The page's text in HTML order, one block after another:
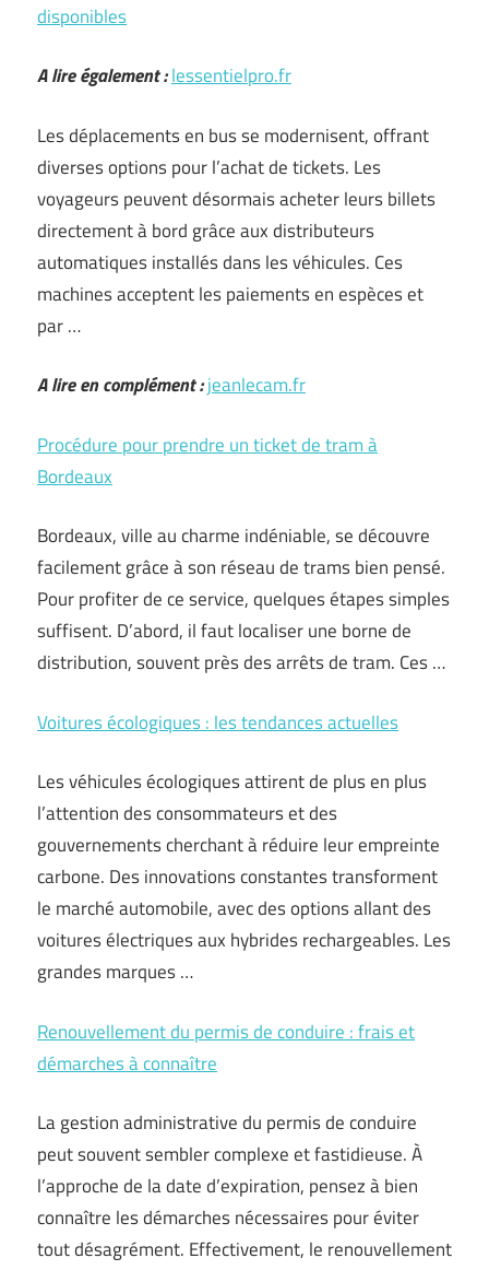
disponibles
A lire également :lessentielpro.fr
Les déplacements en bus se modernisent, offrant
diverses options pour l’achat de tickets. Les
voyageurs peuvent désormais acheter leurs billets
directement à bord grâce aux distributeurs
automatiques installés dans les véhicules. Ces
machines acceptent les paiements en espèces et
par …
A lire en complément :jeanlecam.fr
Procédure pour prendre un ticket de tram à
Bordeaux
Bordeaux, ville au charme indéniable, se découvre
facilement grâce à son réseau de trams bien pensé.
Pour profiter de ce service, quelques étapes simples
suffisent. D’abord, il faut localiser une borne de
distribution, souvent près des arrêts de tram. Ces …
Voitures écologiques : les tendances actuelles
Les véhicules écologiques attirent de plus en plus
l’attention des consommateurs et des
gouvernements cherchant à réduire leur empreinte
carbone. Des innovations constantes transforment
le marché automobile, avec des options allant des
voitures électriques aux hybrides rechargeables. Les
grandes marques …
Renouvellement du permis de conduire : frais et
démarches à connaître
La gestion administrative du permis de conduire
peut souvent sembler complexe et fastidieuse. À
l’approche de la date d’expiration, pensez à bien
connaître les démarches nécessaires pour éviter
tout désagrément. Effectivement, le renouvellement